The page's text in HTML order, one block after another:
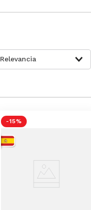
Relevancia
-15 %